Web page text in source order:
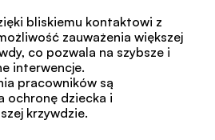
bliskiemu kontaktowi z
zauważenia większej
co pozwala na szybsze i
interwencje.
pracowników są
ochronę dziecka i
krzywdzie.